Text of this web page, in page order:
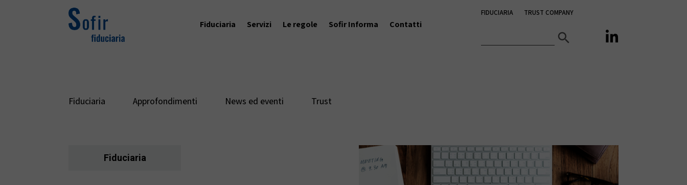
Fiduciaria Servizi Le regole Sofir Informa Contatti
FIDUCIARIA TRUST COMPANY

Fiduciaria Approfondimenti News ed eventi Trust
Fiduciaria